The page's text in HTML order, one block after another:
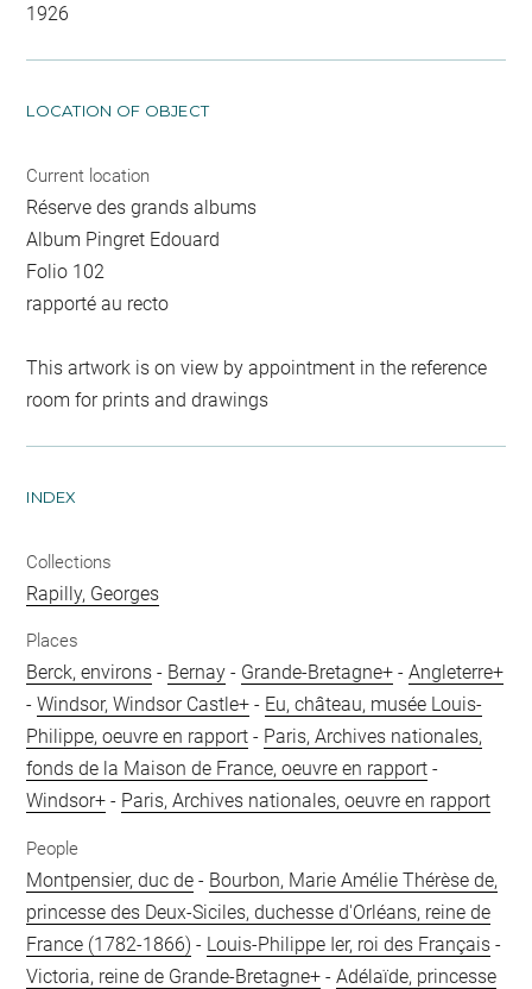
1926
LOCATION OF OBJECT
Current location
Réserve des grands albums
Album Pingret Edouard
Folio 102
rapporté au recto
This artwork is on view by appointment in the reference
room for prints and drawings
INDEX
Collections
Rapilly, Georges
Places
Berck, environs - Bernay - Grande-Bretagne+ -Angleterre+
-Windsor, Windsor Castle+ - Eu, château, musée Louis-
Philippe, oeuvre en rapport - Paris, Archives nationales,
fonds de la Maison de France, oeuvre en rapport -
Windsor+ - Paris, Archives nationales, oeuvre en rapport
People
Montpensier, duc de - Bourbon, Marie Amélie Thérèse de,
princesse des Deux-Siciles, duchesse d'Orléans, reine de
France (1782-1866) - Louis-Philippe Ier, roi des Français -
Victoria, reine de Grande-Bretagne+ -Adélaïde, princesse